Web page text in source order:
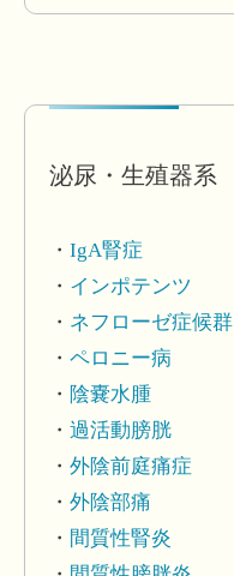
泌尿・生殖器系
IgA腎症
インポテンツ
ネフローゼ症候群
ペロニー病
陰嚢水腫
過活動膀胱
外陰前庭痛症
外陰部痛
間質性腎炎